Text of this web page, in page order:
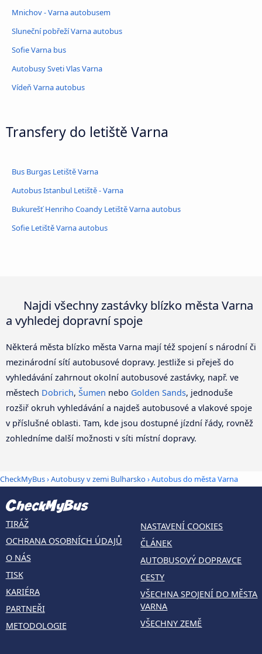
Mnichov - Varna autobusem
Sluneční pobřeží Varna autobus
Sofie Varna bus
Autobusy Sveti Vlas Varna
Vídeň Varna autobus
Transfery do letiště Varna
Bus Burgas Letiště Varna
Autobus Istanbul Letiště - Varna
Bukurešť Henriho Coandy Letiště Varna autobus
Sofie Letiště Varna autobus
Najdi všechny zastávky blízko města Varna
a vyhledej dopravní spoje
Některá města blízko města Varna mají též spojení s národní či
mezinárodní sítí autobusové dopravy. Jestliže si přeješ do
vyhledávání zahrnout okolní autobusové zastávky, např. ve
městech Dobrich, Šumen nebo Golden Sands, jednoduše
rozšiř okruh vyhledávání a najdeš autobusové a vlakové spoje
v příslušné oblasti. Tam, kde jsou dostupné jízdní řády, rovněž
zohledníme další možnosti v síti místní dopravy.
CheckMyBus›Autobusy v zemi Bulharsko› Autobus do města Varna
TIRÁŽ
OCHRANA OSOBNÍCH ÚDAJŮ
O NÁS
TISK
KARIÉRA
PARTNEŘI
METODOLOGIE
NASTAVENÍ COOKIES
ČLÁNEK
AUTOBUSOVÝ DOPRAVCE
CESTY
VŠECHNA SPOJENÍ DO MĚSTA
VARNA
VŠECHNY ZEMĚ